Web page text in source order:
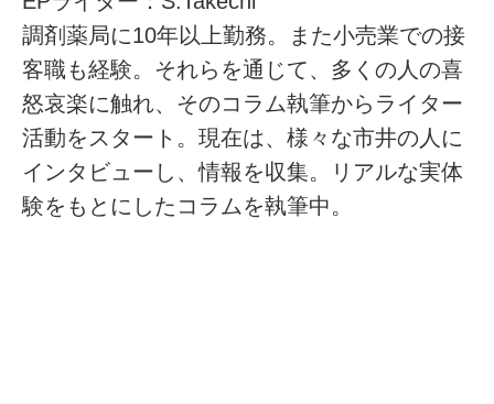
調剤薬局に10年以上勤務。また小売業での接
客職も経験。それらを通じて、多くの人の喜
怒哀楽に触れ、そのコラム執筆からライター
活動をスタート。現在は、様々な市井の人に
インタビューし、情報を収集。リアルな実体
験をもとにしたコラムを執筆中。